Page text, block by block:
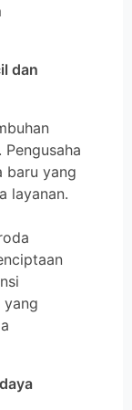
dan
Pengusaha
baru yang
layanan.
yang